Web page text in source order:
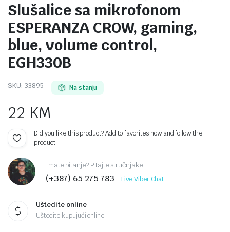
Slušalice sa mikrofonom
ESPERANZA CROW, gaming,
blue, volume control,
EGH330B
SKU: 33895 Na stanju
22 KM
Did you like this product? Add to favorites now and follow the
product.
Imate pitanje? Pitajte stručnjake
(+387) 65 275 783 Live Viber Chat
Uštedite online
Uštedite kupujući online